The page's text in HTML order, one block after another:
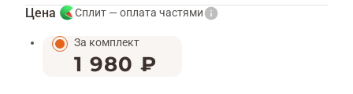
Цена Сплит — оплата частями
За комплект
1 980 ₽